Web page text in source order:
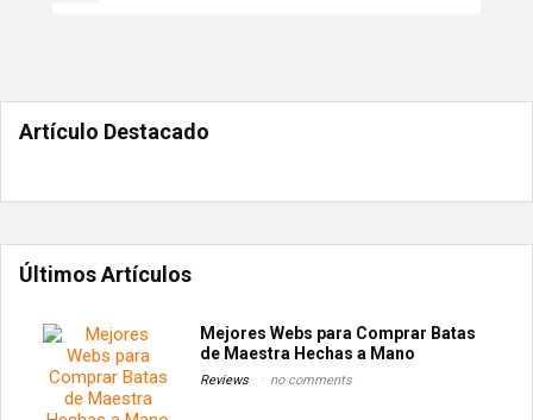
Artículo Destacado
Últimos Artículos
Mejores Webs para Comprar Batas
de Maestra Hechas a Mano
Reviews no comments